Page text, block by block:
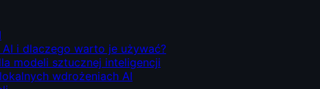
i dlaczego warto je używać?
modeli sztucznej inteligencji
wdrożeniach AI